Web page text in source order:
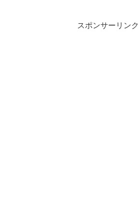
スポンサーリンク